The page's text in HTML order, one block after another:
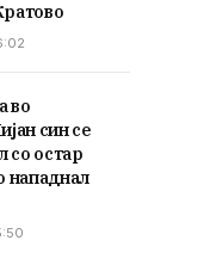
во
син се
со остар
нападнал